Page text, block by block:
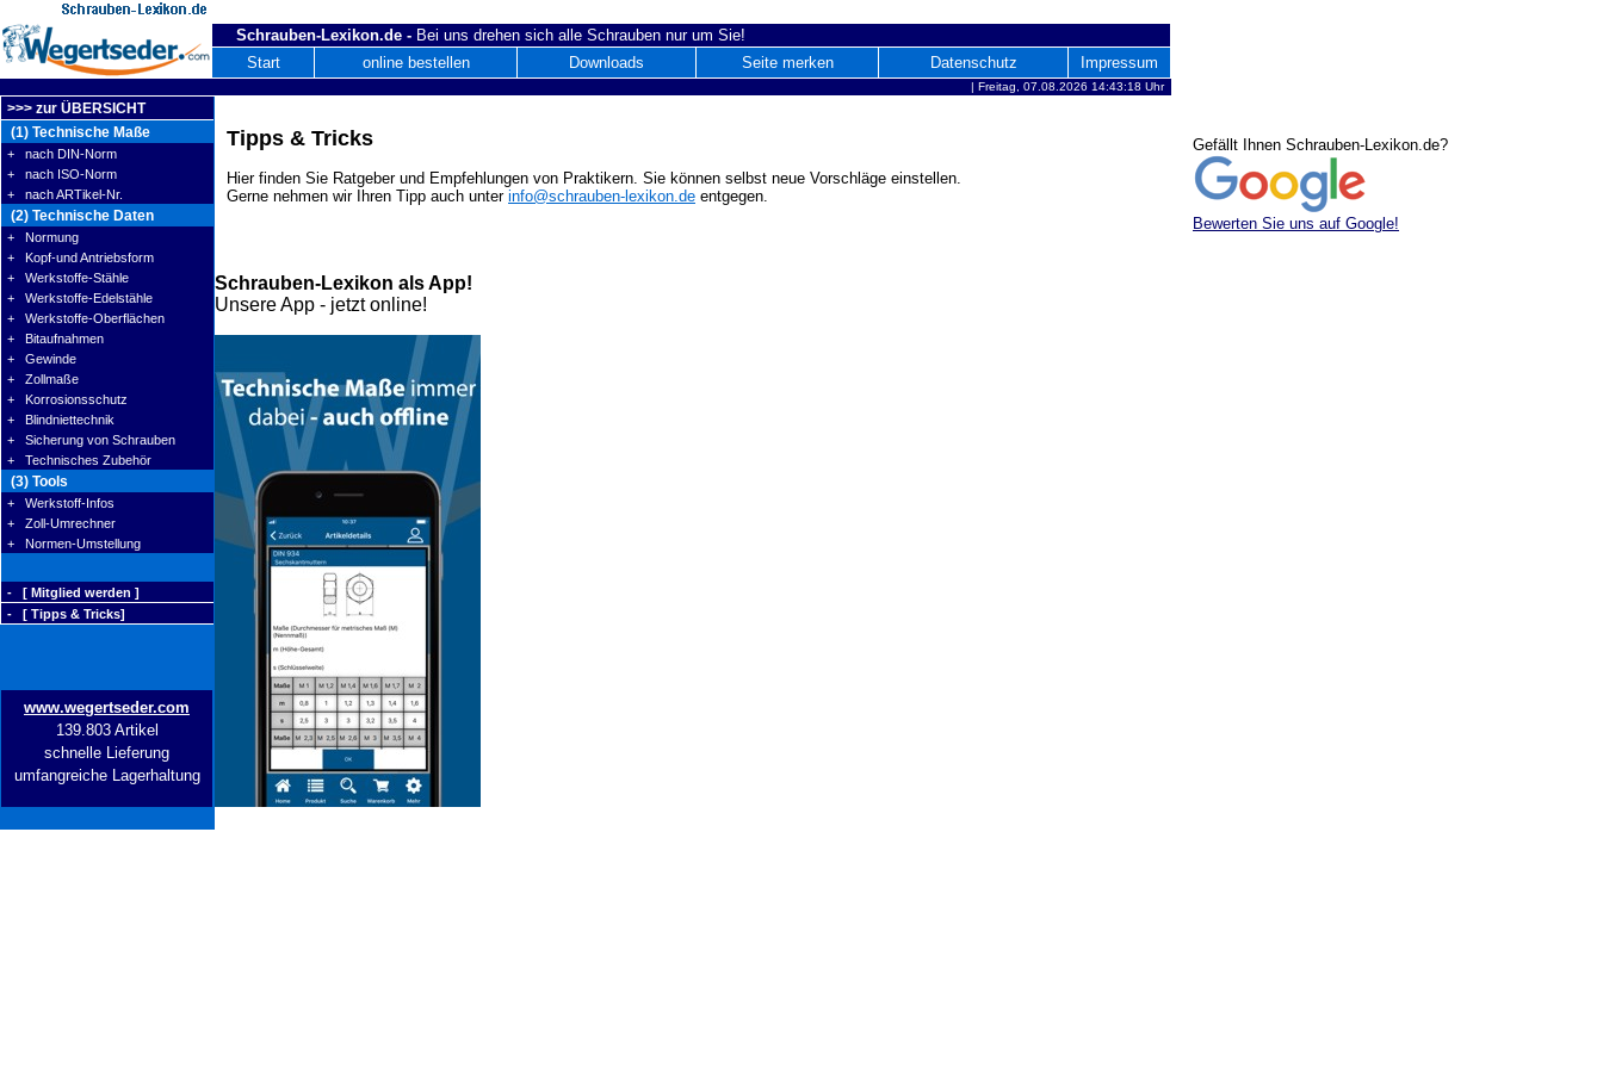
Schrauben-Lexikon.de - Bei uns drehen sich alle Schrauben nur um Sie!
Start
online bestellen Downloads Seite merken Datenschutz Impressum
| Freitag, 07.08.2026 14:43:18 Uhr
>>> zur ÜBERSICHT
(1) Technische Maße
+ nach DIN-Norm
+ nach ISO-Norm
+ nach ARTikel-Nr.
(2) Technische Daten
+ Normung
+ Kopf-und Antriebsform
+ Werkstoffe-Stähle
+ Werkstoffe-Edelstähle
+ Werkstoffe-Oberflächen
+ Bitaufnahmen
+ Gewinde
+ Zollmaße
+ Korrosionsschutz
+ Blindniettechnik
+ Sicherung von Schrauben
+ Technisches Zubehör
(3) Tools
+ Werkstoff-Infos
+ Zoll-Umrechner
+ Normen-Umstellung
- [ Mitglied werden ]
- [ Tipps & Tricks]
www.wegertseder.com
139.803 Artikel
schnelle Lieferung
umfangreiche Lagerhaltung
Tipps & Tricks
Hier finden Sie Ratgeber und Empfehlungen von Praktikern. Sie können selbst neue Vorschläge einstellen.
Gerne nehmen wir Ihren Tipp auch unter info@schrauben-lexikon.de entgegen.
Gefällt Ihnen Schrauben-Lexikon.de?
Bewerten Sie uns auf Google!
Schrauben-Lexikon als App!
Unsere App - jetzt online!